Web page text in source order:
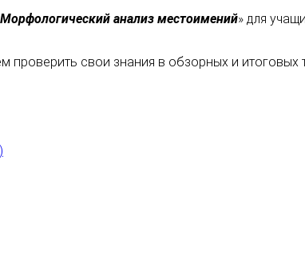
Морфологический анализ местоимений» для
проверить свои знания в обзорных и итоговых